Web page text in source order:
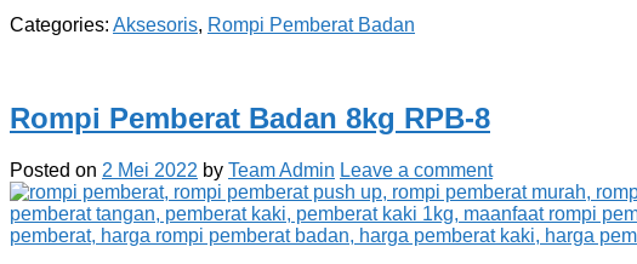
Categories: Aksesoris, Rompi Pemberat Badan
Rompi Pemberat Badan 8kg RPB-8
Posted on 2 Mei 2022 by Team Admin Leave a comment